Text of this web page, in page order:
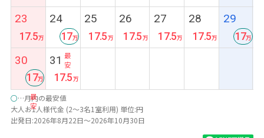
23
17.5
24
最
安
17
25
17.5
26
17.5
27
17.5
28
17.5
29
17
30
最
安
17
31
17.5
○…月内の最安値
大人お1人様代金 (2～3名1室利用) 単位:円
出発日:2026年8月22日～2026年10月30日